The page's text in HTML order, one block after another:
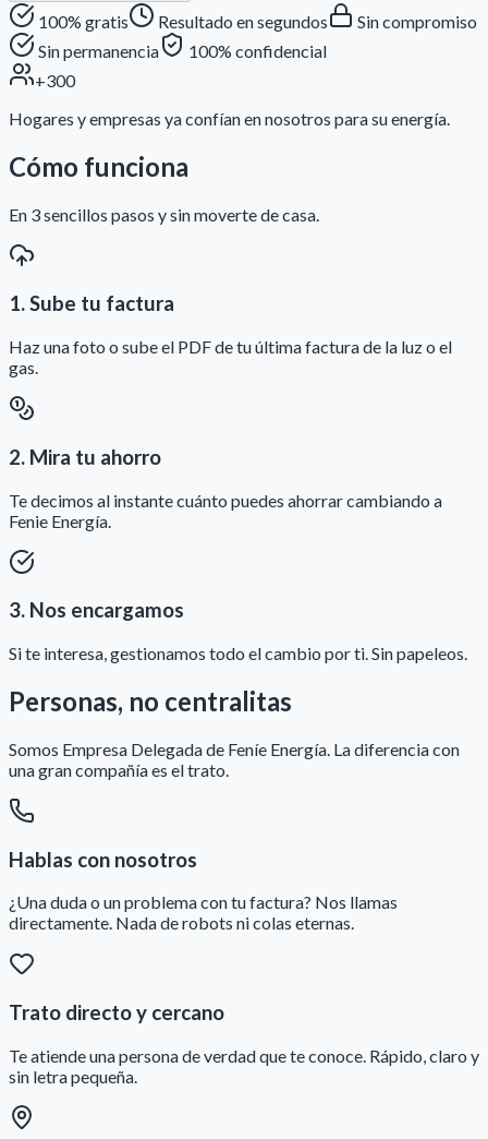
100% gratis Resultado en segundos
Sin compromiso
Sin permanencia
100% confidencial
+300
Hogares y empresas ya confían en nosotros para su energía.
Cómo funciona
En 3 sencillos pasos y sin moverte de casa.
1. Sube tu factura
Haz una foto o sube el PDF de tu última factura de la luz o el
gas.
2. Mira tu ahorro
Te decimos al instante cuánto puedes ahorrar cambiando a
Fenie Energía.
3. Nos encargamos
Si te interesa, gestionamos todo el cambio por ti. Sin papeleos.
Personas, no centralitas
Somos Empresa Delegada de Feníe Energía. La diferencia con
una gran compañía es el trato.
Hablas con nosotros
¿Una duda o un problema con tu factura? Nos llamas
directamente. Nada de robots ni colas eternas.
Trato directo y cercano
Te atiende una persona de verdad que te conoce. Rápido, claro y
sin letra pequeña.